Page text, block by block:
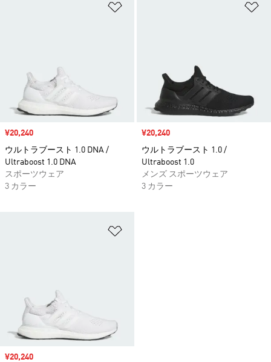
セール価格
¥20,240
ウルトラブースト 1.0 DNA /
Ultraboost 1.0 DNA
スポーツウェア
3 カラー
セール価格
¥20,240
ウルトラブースト 1.0 /
Ultraboost 1.0
メンズ スポーツウェア
3 カラー
セール価格
¥20,240